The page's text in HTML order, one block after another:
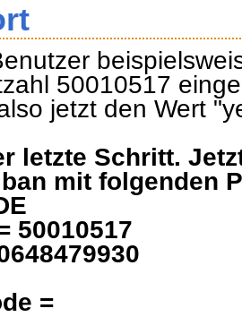
50010517
jetzt den Wert
letzte Schritt.
mit folgenden
50010517
=